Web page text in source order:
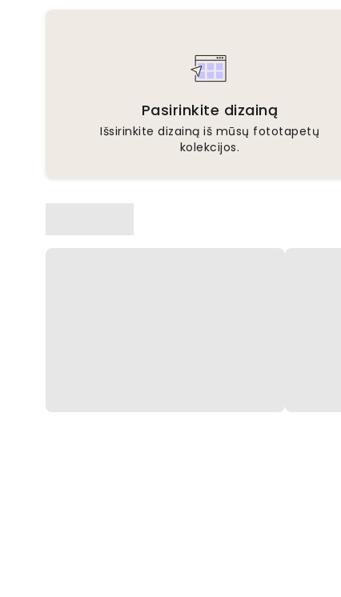
Pasirinkite dizainą
Išsirinkite dizainą iš mūsų fototapetų
kolekcijos.